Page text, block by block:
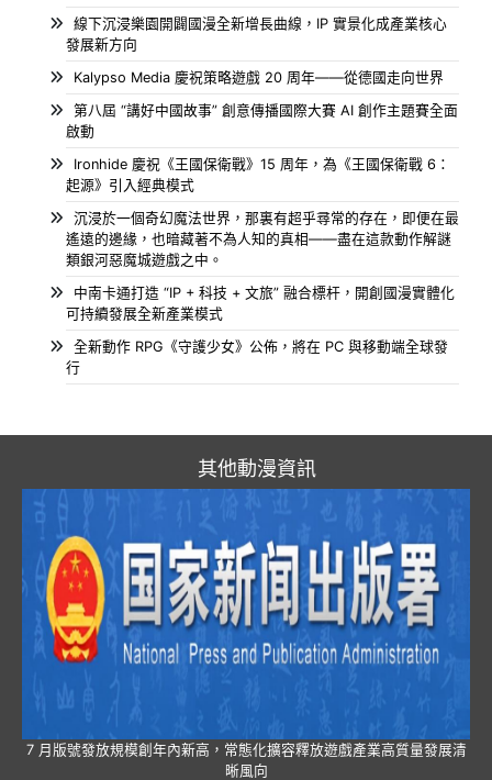
線下沉浸樂園開闢國漫全新增長曲線，IP 實景化成產業核心
發展新方向
Kalypso Media 慶祝策略遊戲 20 周年——從德國走向世界
第八屆 “講好中國故事” 創意傳播國際大賽 AI 創作主題賽全面
啟動
Ironhide 慶祝《王國保衛戰》15 周年，為《王國保衛戰 6：
起源》引入經典模式
沉浸於一個奇幻魔法世界，那裏有超乎尋常的存在，即便在最
遙遠的邊緣，也暗藏著不為人知的真相——盡在這款動作解謎
類銀河惡魔城遊戲之中。
中南卡通打造 “IP + 科技 + 文旅” 融合標杆，開創國漫實體化
可持續發展全新產業模式
全新動作 RPG《守護少女》公佈，將在 PC 與移動端全球發
行
其他動漫資訊
7 月版號發放規模創年內新高，常態化擴容釋放遊戲產業高質量發展清
晰風向